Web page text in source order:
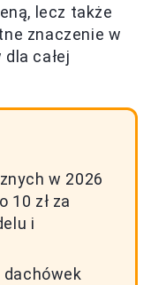
lecz także
znaczenie w
całej
w 2026
10 zł za
i
dachówek